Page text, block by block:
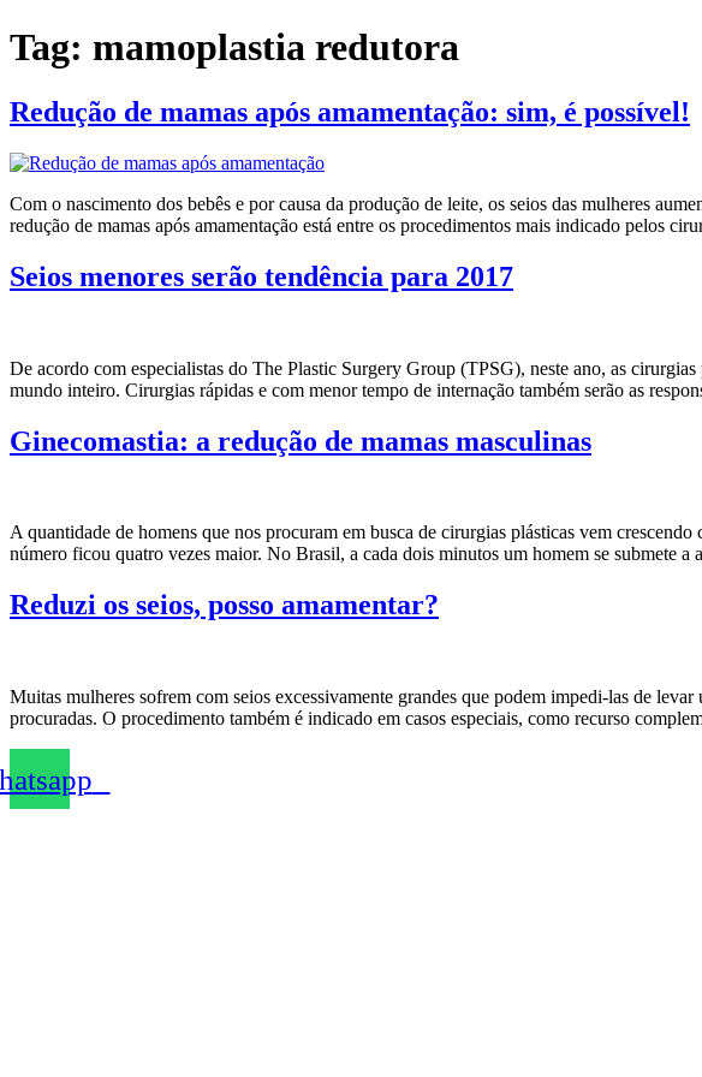
Ir
para
conteúdo
Tag: mamoplastia redutora
Redução de mamas após amamentação: sim, é possível!
Com o nascimento dos bebês e por causa da produção de leite, os seios das mulheres
redução de mamas após amamentação está entre os procedimentos mais indicado pelos
Seios menores serão tendência para 2017
De acordo com especialistas do The Plastic Surgery Group (TPSG), neste ano, as
mundo inteiro. Cirurgias rápidas e com menor tempo de internação também serão as
Ginecomastia: a redução de mamas masculinas
A quantidade de homens que nos procuram em busca de cirurgias plásticas vem
número ficou quatro vezes maior. No Brasil, a cada dois minutos um homem se
Reduzi os seios, posso amamentar?
Muitas mulheres sofrem com seios excessivamente grandes que podem impedi-las de
procuradas. O procedimento também é indicado em casos especiais, como recurso